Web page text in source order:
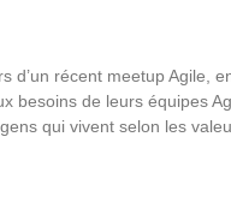
d’un récent meetup Agile,
besoins de leurs équipes
qui vivent selon les